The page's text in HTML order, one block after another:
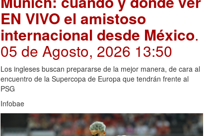
EN VIVO el amistoso
internacional desde México.
05 de Agosto, 2026 13:50
Los ingleses buscan prepararse de la mejor manera, de cara al
encuentro de la Supercopa de Europa que tendrán frente al
PSG
Infobae